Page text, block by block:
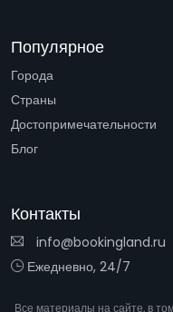
Популярное
Города
Страны
Достопримечательности
Блог
Контакты
info@bookingland.ru
Ежедневно, 24/7
Все материалы на сайте, в